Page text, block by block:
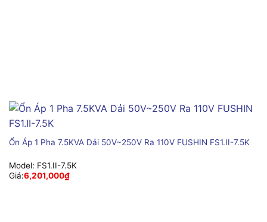
Ổn Áp 1 Pha 7.5KVA Dải 50V~250V Ra 110V FUSHIN FS1.II-7.5K
Model: FS1.II-7.5K
Giá:6,201,000₫